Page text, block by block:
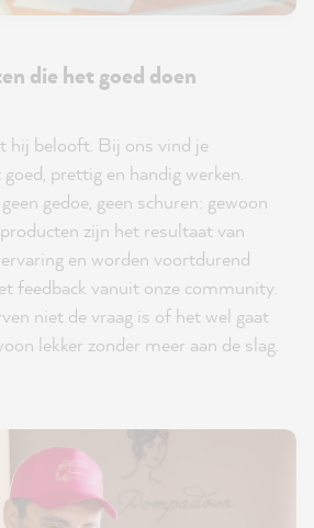
die het goed doen
hij belooft. Bij ons vind je
prettig en handig werken.
gedoe, geen schuren: gewoon
zijn het resultaat van
en worden voortdurend
feedback vanuit onze community.
niet de vraag is of het wel gaat
lekker zonder meer aan de slag.